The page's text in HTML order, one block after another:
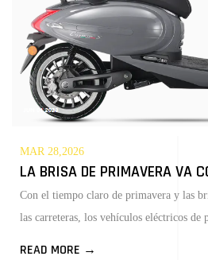
MAR 28,2026
Con el tiempo claro de primavera y las
las carreteras, los vehículos eléctricos de
READ MORE →